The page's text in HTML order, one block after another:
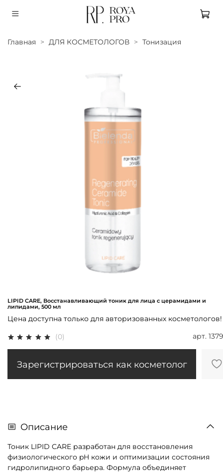
Главная ДЛЯ КОСМЕТОЛОГОВ Тонизация
(0) арт.
LIPID CARE, Восстанавливающий тоник для лица с церамидами и
липидами, 500 мл
Цена доступна только для авторизованных косметологов!
Зарегистрироваться как косметолог
Описание
Тоник LIPID CARE разработан для восстановления
физиологического pH кожи и оптимизации состояния
гидролипидного барьера. Формула объединяет